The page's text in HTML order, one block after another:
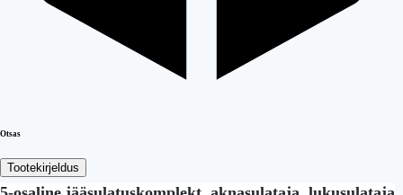
Otsas
Tootekirjeldus